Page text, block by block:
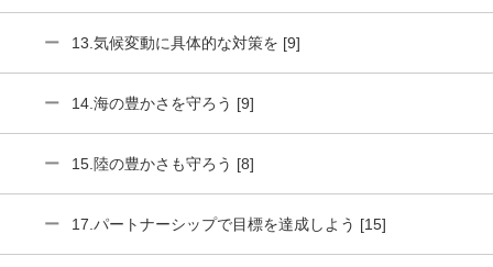
13.気候変動に具体的な対策を [9]
14.海の豊かさを守ろう [9]
15.陸の豊かさも守ろう [8]
17.パートナーシップで目標を達成しよう [15]